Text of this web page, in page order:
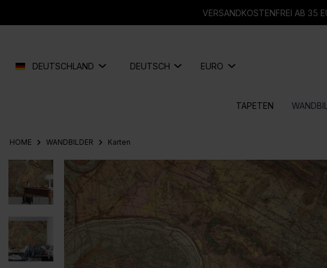
VERSANDKOSTENFREI AB 35
DEUTSCHLAND DEUTSCH EURO
TAPETEN
HOME WANDBILDER Karten
Bildergalerie überspringen